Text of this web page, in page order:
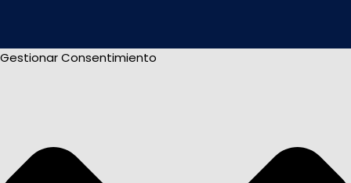
Gestionar Consentimiento